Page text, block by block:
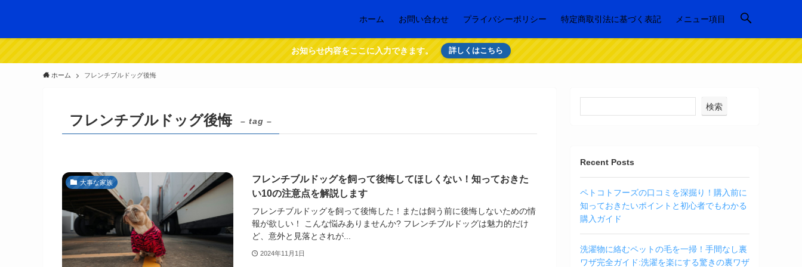
ホーム お問い合わせ プライバシーポリシー 特定商取引法に基づく表記 メニュー項目
お知らせ内容をここに入力できます。 詳しくはこちら
ホーム フレンチブルドッグ後悔
フレンチブルドッグ後悔 – tag –
大事な家族
フレンチブルドッグを飼って後悔してほしくない！知っておきた
い10の注意点を解説します
フレンチブルドッグを飼って後悔した！または飼う前に後悔しないための情
報が欲しい！ こんな悩みありませんか? フレンチブルドッグは魅力的だけ
ど、意外と見落とされが...
2024年11月1日
検索
Recent Posts
ペトコトフーズの口コミを深掘り！購入前に
知っておきたいポイントと初心者でもわかる
購入ガイド
洗濯物に絡むペットの毛を一掃！手間なし裏
ワザ完全ガイド:洗濯を楽にする驚きの裏ワザ